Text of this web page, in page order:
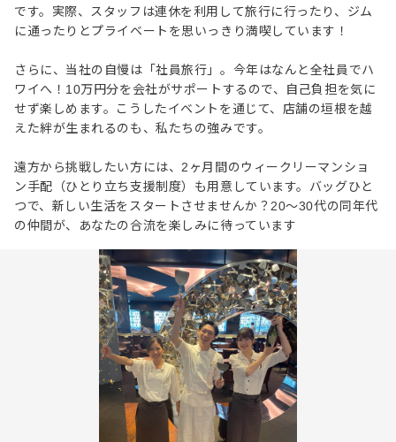
です。実際、スタッフは連休を利用して旅行に行ったり、ジム
に通ったりとプライベートを思いっきり満喫しています！
さらに、当社の自慢は「社員旅行」。今年はなんと全社員でハ
ワイへ！10万円分を会社がサポートするので、自己負担を気に
せず楽しめます。こうしたイベントを通じて、店舗の垣根を越
えた絆が生まれるのも、私たちの強みです。
遠方から挑戦したい方には、2ヶ月間のウィークリーマンショ
ン手配（ひとり立ち支援制度）も用意しています。バッグひと
つで、新しい生活をスタートさせませんか？20〜30代の同年代
の仲間が、あなたの合流を楽しみに待っています